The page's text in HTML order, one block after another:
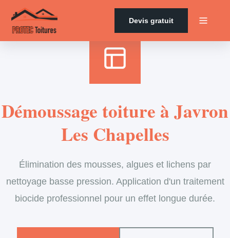
Devis gratuit
Démoussage toiture à Javron
Les Chapelles
Élimination des mousses, algues et lichens par
nettoyage basse pression. Application d'un traitement
biocide professionnel pour un effet longue durée.